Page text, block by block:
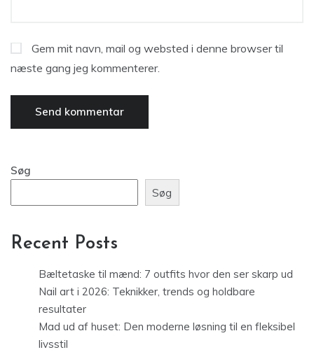
Gem mit navn, mail og websted i denne browser til
næste gang jeg kommenterer.
Søg
Søg
Recent Posts
Bæltetaske til mænd: 7 outfits hvor den ser skarp ud
Nail art i 2026: Teknikker, trends og holdbare
resultater
Mad ud af huset: Den moderne løsning til en fleksibel
livsstil